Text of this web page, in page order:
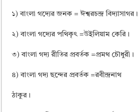
১) বাংলা গদ্যের জনক = ঈশ্বরচন্দ্র বিদ্যাসাগর।
২) বাংলা গদ্যের পথিকৃৎ =উইলিয়াম কেরি।
৩) বাংলা গদ্য রীতির প্রবর্তক =প্রমথ চৌধুরী।
৪) বাংলা গদ্য ছন্দের প্রবর্তক =রবীন্দ্রনাথ
ঠাকুর।